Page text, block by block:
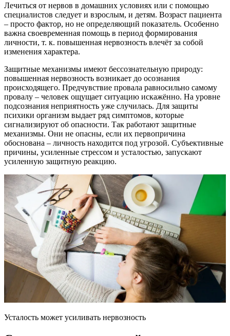
Лечиться от нервов в домашних условиях или с помощью
специалистов следует и взрослым, и детям. Возраст пациента
– просто фактор, но не определяющий показатель. Особенно
важна своевременная помощь в период формирования
личности, т. к. повышенная нервозность влечёт за собой
изменения характера.
Защитные механизмы имеют бессознательную природу:
повышенная нервозность возникает до осознания
происходящего. Предчувствие провала равносильно самому
провалу – человек ощущает ситуацию искажённо. На уровне
подсознания неприятность уже случилась. Для защиты
психики организм выдает ряд симптомов, которые
сигнализируют об опасности. Так работают защитные
механизмы. Они не опасны, если их первопричина
обоснована – личность находится под угрозой. Субъективные
причины, усиленные стрессом и усталостью, запускают
усиленную защитную реакцию.
Усталость может усиливать нервозность